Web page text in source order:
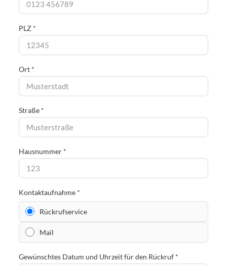
PLZ *
Ort *
Straße *
Hausnummer *
Kontaktaufnahme *
Rückrufservice
Mail
Gewünschtes Datum und Uhrzeit für den Rückruf *